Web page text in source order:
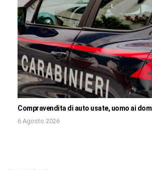
Compravendita di auto usate, uomo ai
6 Agosto 2026